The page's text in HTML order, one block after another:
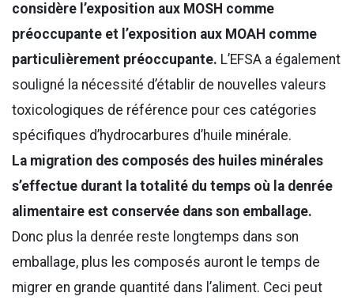
considère l’exposition aux MOSH comme
préoccupante et l’exposition aux MOAH comme
particulièrement préoccupante. L’EFSA a également
souligné la nécessité d’établir de nouvelles valeurs
toxicologiques de référence pour ces catégories
spécifiques d’hydrocarbures d’huile minérale.
La migration des composés des huiles minérales
s’effectue durant la totalité du temps où la denrée
alimentaire est conservée dans son emballage.
Donc plus la denrée reste longtemps dans son
emballage, plus les composés auront le temps de
migrer en grande quantité dans l’aliment. Ceci peut